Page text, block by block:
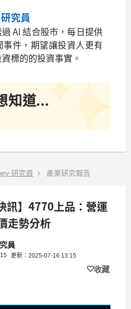
究員
AI 結合股市，每日提供
件，期望讓投資人更有
標的的投資事實。
知道...
研究員 產業研究報告
訊】4770上品：營運
走勢分析
員
更新：2025-07-16 13:15
收藏